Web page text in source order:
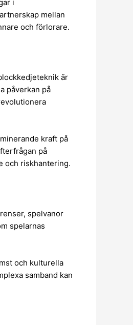
i
mellan
och förlorare.
är
påverkan på
kraft på
på
och riskhantering.
spelvanor
spelarnas
och kulturella
samband kan